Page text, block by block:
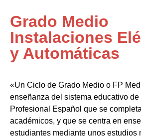
Grado Medio
Instalaciones
y Automáticas
«Un Ciclo de Grado Medio o FP
enseñanza del sistema educativo de
Profesional Español que se
académicos, y que se centra en
estudiantes mediante unos estudios